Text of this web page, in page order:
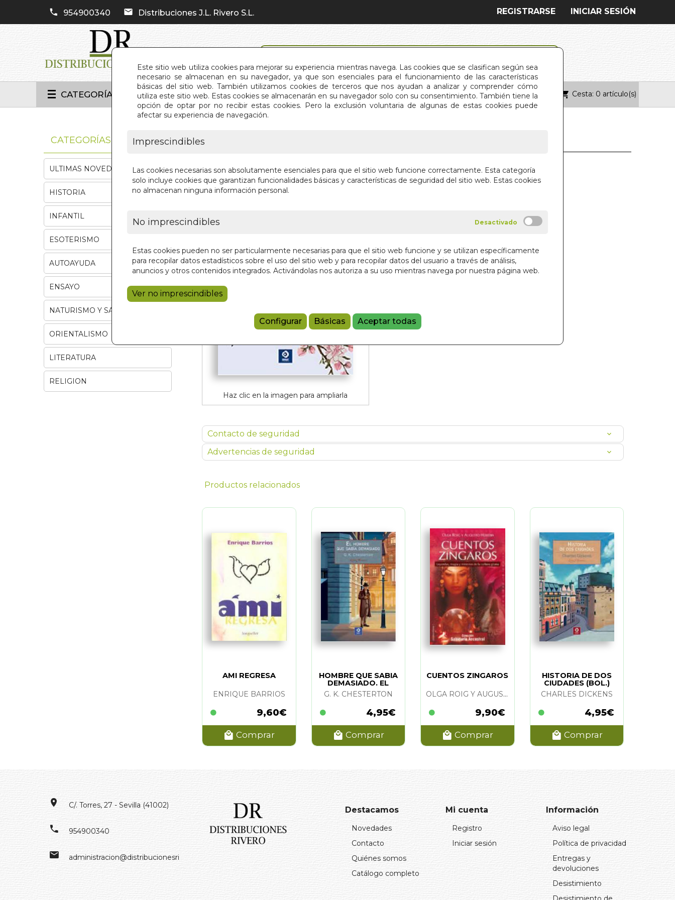
Este sitio web utiliza cookies para mejorar su experiencia mientras navega. Las cookies que se clasifican según sea
necesario se almacenan en su navegador, ya que son esenciales para el funcionamiento de las características
básicas del sitio web. También utilizamos cookies de terceros que nos ayudan a analizar y comprender cómo
utiliza este sitio web. Estas cookies se almacenarán en su navegador solo con su consentimiento. También tiene la
opción de optar por no recibir estas cookies. Pero la exclusión voluntaria de algunas de estas cookies puede
afectar su experiencia de navegación.
Imprescindibles
Las cookies necesarias son absolutamente esenciales para que el sitio web funcione correctamente. Esta categoría
solo incluye cookies que garantizan funcionalidades básicas y características de seguridad del sitio web. Estas cookies
no almacenan ninguna información personal.
No imprescindibles
Estas cookies pueden no ser particularmente necesarias para que el sitio web funcione y se utilizan específicamente
para recopilar datos estadísticos sobre el uso del sitio web y para recopilar datos del usuario a través de análisis,
anuncios y otros contenidos integrados. Activándolas nos autoriza a su uso mientras navega por nuestra página web.
Ver no imprescindibles
Configurar Básicas Aceptar todas
954900340 Distribuciones J.L. Rivero S.L. INICIAR SESIÓN
REGISTRARSE
CATEGORÍAS INICIO QUIÉNES SOMOS CONTACTO Cesta: 0 artículo(s)
Haz clic en la imagen para ampliarla
TAO TE CHING (BOL.)
LAO-TSE
Añadir a la cesta
Contacto de seguridad
Advertencias de seguridad
Productos relacionados
AMI REGRESA
ENRIQUE BARRIOS
9,60€
Comprar
HOMBRE QUE SABIA
DEMASIADO. EL
(BOL.)
G. K. CHESTERTON
4,95€
Comprar
CUENTOS ZINGAROS
OLGA ROIG Y AUGUSTO HEREDIA
9,90€
Comprar
HISTORIA DE DOS
CIUDADES (BOL.)
CHARLES DICKENS
4,95€
Comprar
CATEGORÍAS
ULTIMAS NOVEDADES
HISTORIA
INFANTIL
ESOTERISMO
AUTOAYUDA
ENSAYO
NATURISMO Y SALUD
ORIENTALISMO
LITERATURA
RELIGION
C/. Torres, 27 - Sevilla (41002)
954900340
administracion@distribucionesrivero.es
Destacamos
Novedades
Contacto
Quiénes somos
Catálogo completo
Mi cuenta
Registro
Iniciar sesión
Información
Aviso legal
Política de privacidad
Entregas y
devoluciones
Desistimiento